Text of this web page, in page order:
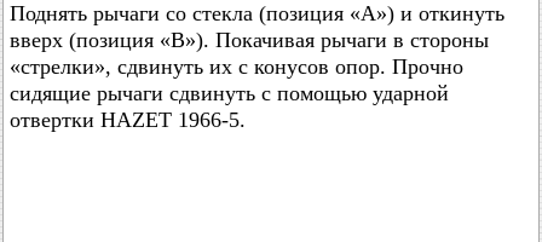
Поднять рычаги со стекла (позиция «А») и откинуть
вверх (позиция «В»). Покачивая рычаги в стороны
«стрелки», сдвинуть их с конусов опор. Прочно
сидящие рычаги сдвинуть с помощью ударной
отвертки HAZET 1966-5.